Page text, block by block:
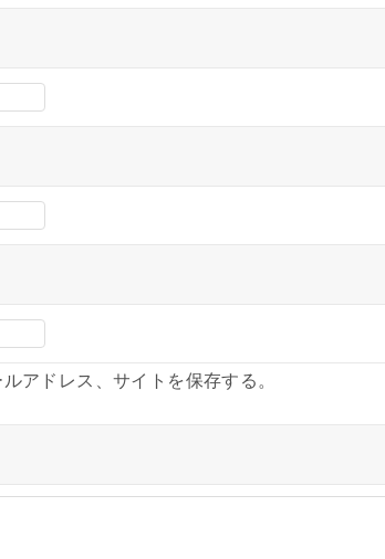
アドレス、サイトを保存する。